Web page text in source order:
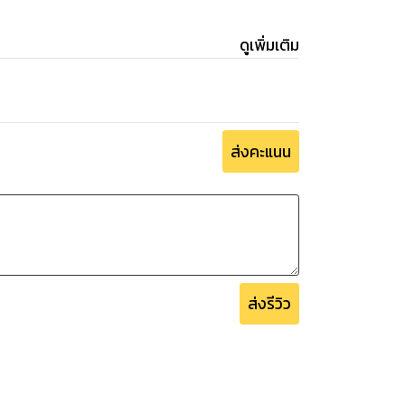
ดูเพิ่มเติม
ส่งคะแนน
ส่งรีวิว